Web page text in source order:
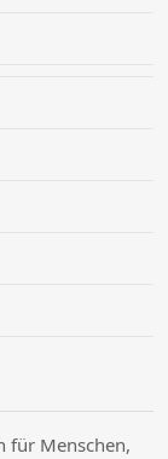
für Menschen,